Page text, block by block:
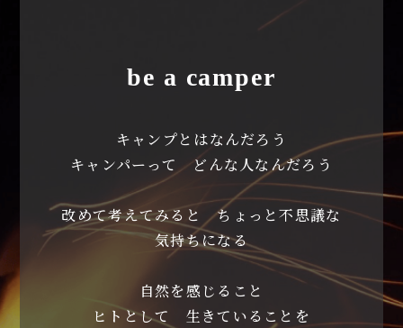
be a camper
キャンプとはなんだろう
キャンパーって どんな人なんだろう
改めて考えてみると ちょっと不思議な
気持ちになる
自然を感じること
ヒトとして 生きていることを